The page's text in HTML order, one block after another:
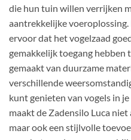
die hun tuin willen verrijken
aantrekkelijke
ervoor dat het vogelzaad
gemakkelijk toegang hebben
gemaakt van duurzame
verschillende
kunt genieten van vogels in
maakt de Zadensilo Luca
maar ook een stijlvolle